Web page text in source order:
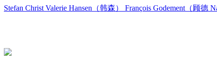
Stefan Christ Valerie Hansen（韩森） François Godement（顾德